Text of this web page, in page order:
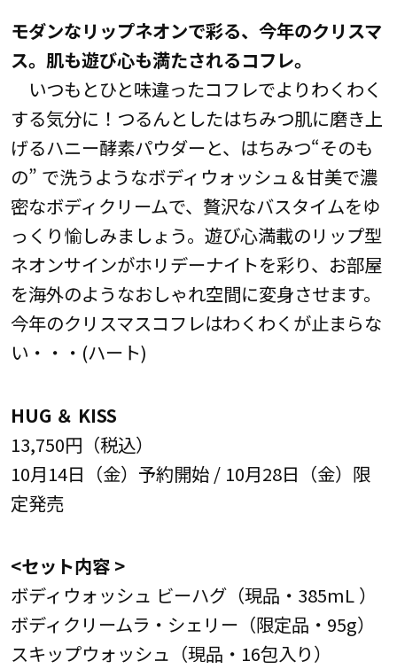
モダンなリップネオンで彩る、今年のクリスマ
ス。肌も遊び心も満たされるコフレ。
いつもとひと味違ったコフレでよりわくわく
する気分に！つるんとしたはちみつ肌に磨き上
げるハニー酵素パウダーと、はちみつ“そのも
の” で洗うようなボディウォッシュ＆甘美で濃
密なボディクリームで、贅沢なバスタイムをゆ
っくり愉しみましょう。遊び心満載のリップ型
ネオンサインがホリデーナイトを彩り、お部屋
を海外のようなおしゃれ空間に変身させます。
今年のクリスマスコフレはわくわくが止まらな
い・・・(ハート)
HUG ＆ KISS
13,750円（税込）
10月14日（金）予約開始 / 10月28日（金）限
定発売
<セット内容 >
ボディウォッシュ ビーハグ（現品・385mL ）
ボディクリームラ・シェリー（限定品・95g）
スキップウォッシュ（現品・16包入り）